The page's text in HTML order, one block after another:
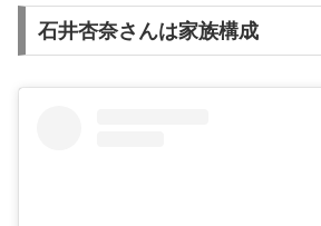
石井杏奈さんは家族構成